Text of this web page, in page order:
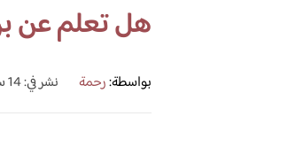
هل تعلم عن
بواسطة:رحمة نشر في: 14 سبتمبر، 2022